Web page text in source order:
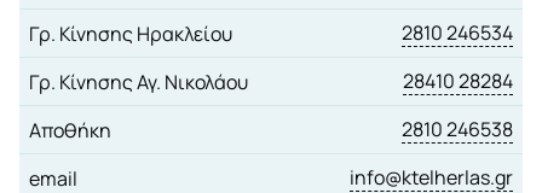
Γρ. Κίνησης Ηρακλείου
2810 246534
Γρ. Κίνησης Αγ. Νικολάου
28410 28284
Αποθήκη
2810 246538
email
info@ktelherlas.gr